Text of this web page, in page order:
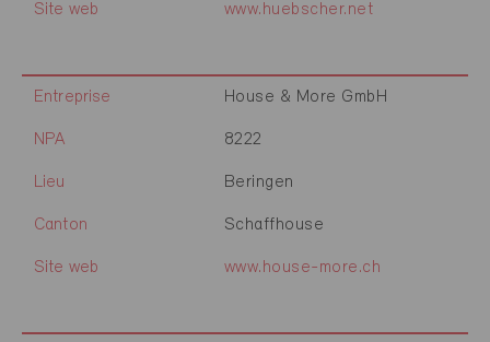
Site web www.huebscher.net
Entreprise House & More GmbH
NPA 8222
Lieu Beringen
Canton Schaffhouse
Site web www.house-more.ch